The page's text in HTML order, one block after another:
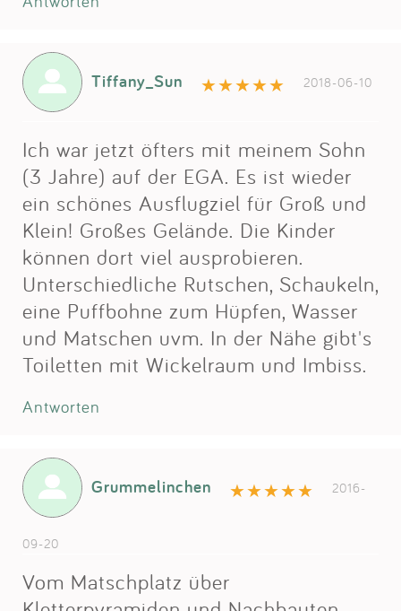
Tiffany_Sun 2018-06-10
Ich war jetzt öfters mit meinem Sohn
(3 Jahre) auf der EGA. Es ist wieder
ein schönes Ausflugziel für Groß und
Klein! Großes Gelände. Die Kinder
können dort viel ausprobieren.
Unterschiedliche Rutschen, Schaukeln,
eine Puffbohne zum Hüpfen, Wasser
und Matschen uvm. In der Nähe gibt's
Toiletten mit Wickelraum und Imbiss.
Antworten
Grummelinchen 2016-
09-20
Vom Matschplatz über